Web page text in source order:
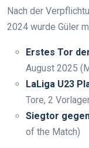
Nach der
2024 wurde Güler
Erstes Tor
August 2025
LaLiga U23
Tore, 2
Siegtor
of the Match)